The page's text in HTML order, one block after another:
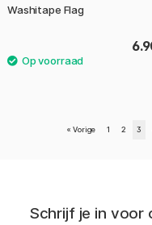
Washitape Flag
« Vorige 1 2 3
Schrijf je in voor